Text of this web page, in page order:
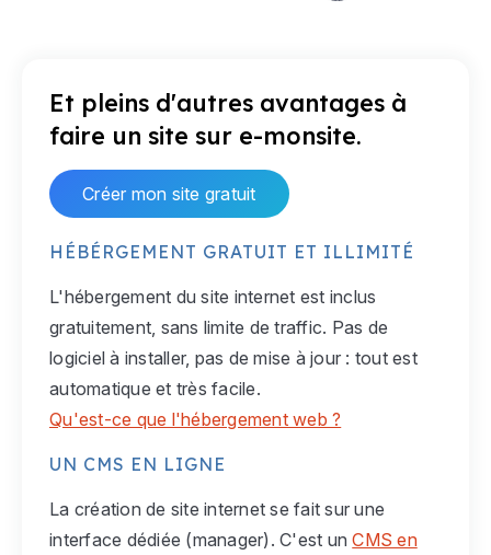
Et pleins d'autres avantages à
faire un site sur e-monsite.
Créer mon site gratuit
HÉBÉRGEMENT GRATUIT ET ILLIMITÉ
L'hébergement du site internet est inclus
gratuitement, sans limite de traffic. Pas de
logiciel à installer, pas de mise à jour : tout est
automatique et très facile.
Qu'est-ce que l'hébergement web ?
UN CMS EN LIGNE
La création de site internet se fait sur une
interface dédiée (manager). C'est unCMS en